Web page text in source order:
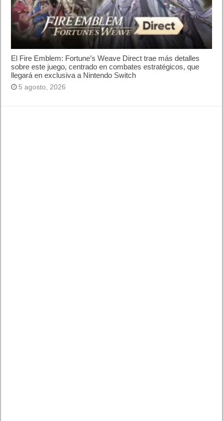
El Fire Emblem: Fortune’s Weave Direct trae más detalles
sobre este juego, centrado en combates estratégicos, que
llegará en exclusiva a Nintendo Switch
5 agosto, 2026